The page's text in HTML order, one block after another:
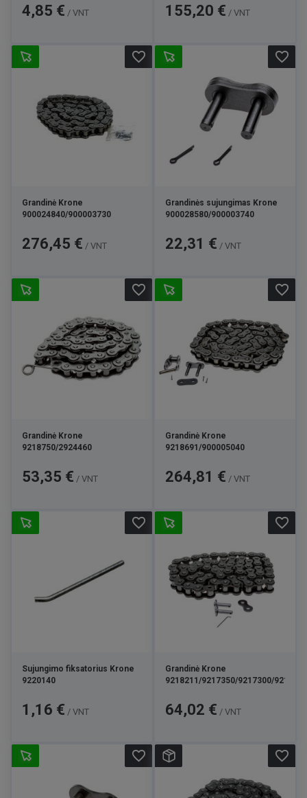
Kaina
4,85 € / VNT
Kaina
155,20 € / VNT
Grandinė Krone
900024840/900003730
Kaina
276,45 € / VNT
favorite_border
Grandinės sujungimas Krone
900028580/900003740
Kaina
22,31 € / VNT
favorite_border
Grandinė Krone
9218750/2924460
Kaina
53,35 € / VNT
favorite_border
Grandinė Krone
9218691/900005040
Kaina
264,81 € / VNT
favorite_border
Sujungimo fiksatorius Krone
9220140
Kaina
1,16 € / VNT
favorite_border
Grandinė Krone
9218211/9217350/9217300/9217220
Kaina
64,02 € / VNT
favorite_border
favorite_border favorite_border